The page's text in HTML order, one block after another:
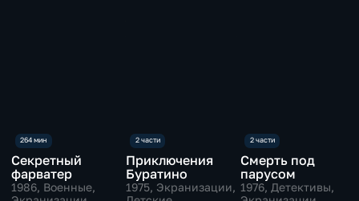
Секретный
фарватер
1986, Военные,
Приключения
Буратино
1975, Экранизации,
Смерть под
парусом
1976, Детективы,